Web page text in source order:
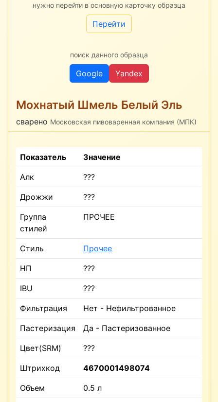
нужно перейти в основную карточку образца
Перейти
поиск данного образца
Google Yandex
Мохнатый Шмель Белый Эль
сварено Московская пивоваренная компания (МПК)
Показатель Значение
Алк ???
Дрожжи ???
Группа
стилей
ПРОЧЕЕ
Стиль Прочее
НП ???
IBU ???
Фильтрация Нет - Нефильтрованное
Пастеризация Да - Пастеризованное
Цвет(SRM) ???
Штрихкод 4670001498074
Объем 0.5 л